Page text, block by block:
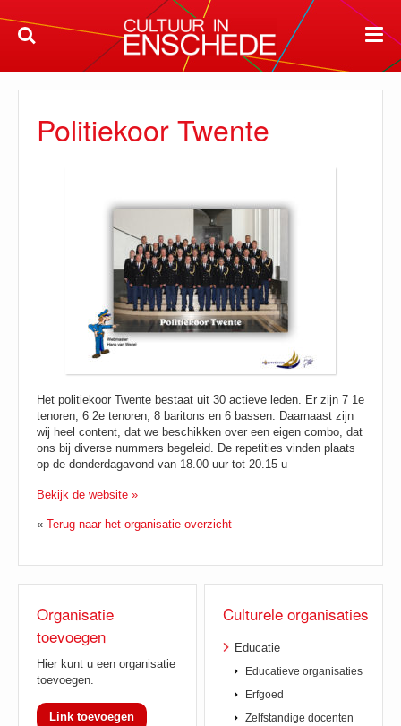
Politiekoor Twente
Het politiekoor Twente bestaat uit 30 actieve leden. Er zijn 7 1e
tenoren, 6 2e tenoren, 8 baritons en 6 bassen. Daarnaast zijn
wij heel content, dat we beschikken over een eigen combo, dat
ons bij diverse nummers begeleid. De repetities vinden plaats
op de donderdagavond van 18.00 uur tot 20.15 u
Bekijk de website »
« Terug naar het organisatie overzicht
Organisatie
toevoegen
Hier kunt u een organisatie
toevoegen.
Link toevoegen
Culturele organisaties
Educatie
Educatieve organisaties
Erfgoed
Zelfstandige docenten